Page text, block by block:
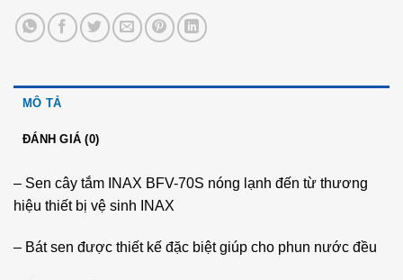
MÔ TẢ
ĐÁNH GIÁ (0)
– Sen cây tắm INAX BFV-70S nóng lạnh đến từ thương
hiệu thiết bị vệ sinh INAX
– Bát sen được thiết kế đặc biệt giúp cho phun nước đều